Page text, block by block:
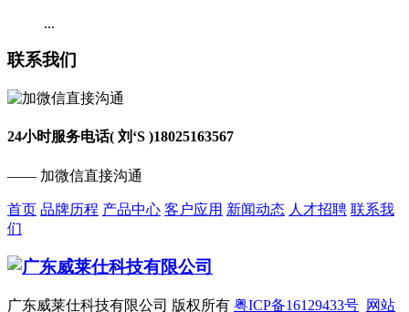
...
联系我们
24小时服务电话( 刘‘S )18025163567
—— 加微信直接沟通
首页 品牌历程 产品中心 客户应用 新闻动态 人才招聘 联系我
们
广东威莱仕科技有限公司 版权所有 粤ICP备16129433号 网站